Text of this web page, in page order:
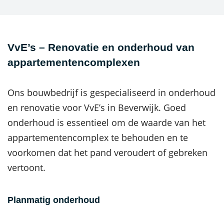
VvE’s – Renovatie en onderhoud van
appartementencomplexen
Ons bouwbedrijf is gespecialiseerd in onderhoud
en renovatie voor VvE’s in Beverwijk. Goed
onderhoud is essentieel om de waarde van het
appartementencomplex te behouden en te
voorkomen dat het pand veroudert of gebreken
vertoont.
Planmatig onderhoud